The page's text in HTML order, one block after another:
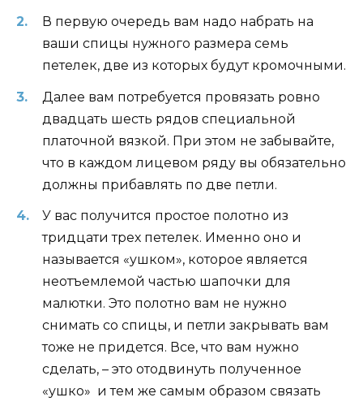
В первую очередь вам надо набрать на
ваши спицы нужного размера семь
петелек, две из которых будут кромочными.
Далее вам потребуется провязать ровно
двадцать шесть рядов специальной
платочной вязкой. При этом не забывайте,
что в каждом лицевом ряду вы обязательно
должны прибавлять по две петли.
У вас получится простое полотно из
тридцати трех петелек. Именно оно и
называется «ушком», которое является
неотъемлемой частью шапочки для
малютки. Это полотно вам не нужно
снимать со спицы, и петли закрывать вам
тоже не придется. Все, что вам нужно
сделать, – это отодвинуть полученное
«ушко» и тем же самым образом связать